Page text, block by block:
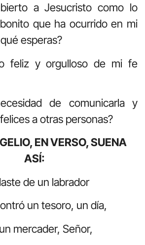
a Jesucristo como lo
que ha ocurrido en mi
esperas?
feliz y orgulloso de mi fe
de comunicarla y
a otras personas?
EN VERSO, SUENA
ASÍ:
de un labrador
un tesoro, un día,
mercader, Señor,